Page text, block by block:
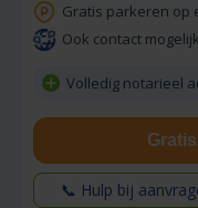
Gratis parkeren op
Ook contact
Volledig notarieel
📞 Hulp bij